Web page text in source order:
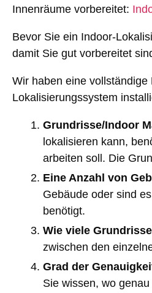
Innenräume vorbereitet:
Bevor Sie ein Indoor-
damit Sie gut vorbereitet
Wir haben eine
Lokalisierungssystem
Grundrisse/Indoor
lokalisieren kann,
arbeiten soll. Die
Eine Anzahl von
Gebäude oder sind
benötigt.
Wie viele
zwischen den
Grad der
Sie wissen, wo